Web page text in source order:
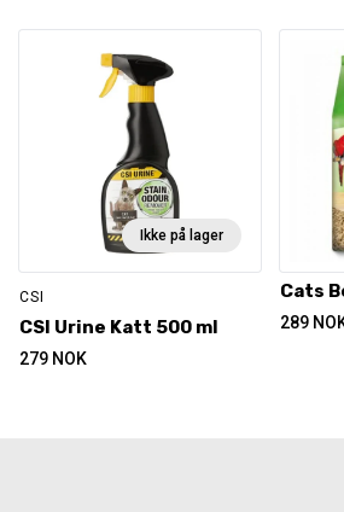
Ikke på lager
CSI
CSI Urine Katt 500 ml
279 NOK
Cats
289